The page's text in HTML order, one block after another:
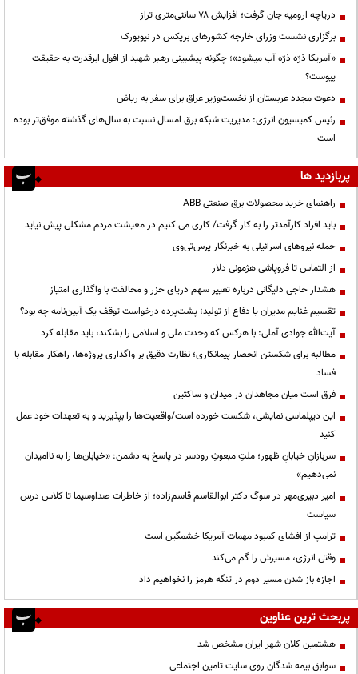
دریاچه ارومیه جان گرفت؛ افزایش ۷۸ سانتی‌متری تراز
برگزاری نشست وزرای خارجه کشورهای بریکس در نیویورک
«آمریکا ذرّه ذرّه آب میشود»؛ چگونه پیشبینی رهبر شهید از افول ابرقدرت به حقیقت
پیوست؟
دعوت مجدد عربستان از نخست‌وزیر عراق برای سفر به ریاض
رئیس کمیسیون انرژی: مدیریت شبکه برق امسال نسبت به سال‌های گذشته موفق‌تر بوده
است
پربازدید ها
راهنمای خرید محصولات برق صنعتی ABB
باید افراد کارآمدتر را به کار گرفت/ کاری می کنیم در معیشت مردم مشکلی پیش نیاید
حمله نیروهای اسرائیلی به خبرنگار پرس‌تی‌وی
از التماس تا فروپاشی هژمونی دلار
هشدار حاجی دلیگانی درباره تغییر سهم دریای خزر و مخالفت با واگذاری امتیاز
تقسیم غنایم مدیران یا دفاع از تولید؛ پشت‌پرده درخواست توقف یک آیین‌نامه چه بود؟
آیت‌الله جوادی آملی: با هرکس که وحدت ملی و اسلامی را بشکند، باید مقابله کرد
مطالبه برای شکستن انحصار پیمانکاری؛ نظارت دقیق بر واگذاری پروژه‌ها، راهکار مقابله با
فساد
فرق است میان مجاهدان در میدان و ساکتین
این دیپلماسی نمایشی، شکست خورده است/واقعیت‌ها را بپذیرید و به تعهدات خود عمل
کنید
سربازانِ خیابانِ ظهور؛ ملتِ مبعوثِ رودسر در پاسخ به دشمن: «خیابان‌ها را به ناامیدان
نمی‌دهیم»
امیر دبیری‌مهر در سوگ دکتر ابوالقاسم قاسم‌زاده؛ از خاطرات صداوسیما تا کلاس درس
سیاست
ترامپ از افشای کمبود مهمات آمریکا خشمگین است
وقتی انرژی، مسیرش را گم می‌کند
اجازه باز شدن مسیر دوم در تنگه هرمز را نخواهیم داد
پربحث ترین عناوین
هشتمین کلان شهر ایران مشخص شد
سوابق بیمه شدگان روی سایت تامین اجتماعی